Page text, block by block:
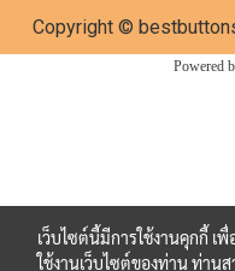
Copyright ©
Powered
เว็บไซต์นี้มีการใช้งานคุกกี้
ใช้งานเว็บไซต์ของท่าน ท่าน